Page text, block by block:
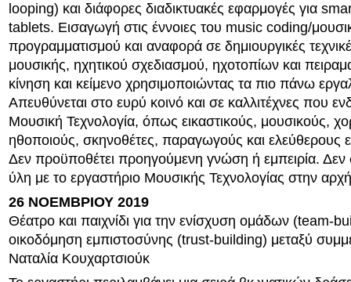
looping) και διάφορες διαδικτυακές εφαρμογές για
tablets. Εισαγωγή στις έννοιες του music coding/
προγραμματισμού και αναφορά σε δημιουργικές
μουσικής, ηχητικού σχεδιασμού, ηχοτοπίων και
κίνηση και κείμενο χρησιμοποιώντας τα πιο πάνω
Απευθύνεται στο ευρύ κοινό και σε καλλιτέχνες που
Μουσική Τεχνολογία, όπως εικαστικούς, μουσικούς,
ηθοποιούς, σκηνοθέτες, παραγωγούς και ελεύθερους
Δεν προϋποθέτει προηγούμενη γνώση ή εμπειρία. Δεν
ύλη με το εργαστήριο Μουσικής Τεχνολογίας στην
26 ΝΟΕΜΒΡΙΟΥ 2019
Θέατρο και παιχνίδι για την ενίσχυση ομάδων (team-
οικοδόμηση εμπιστοσύνης (trust-building) μεταξύ
Ναταλία Κουχαρτσιούκ